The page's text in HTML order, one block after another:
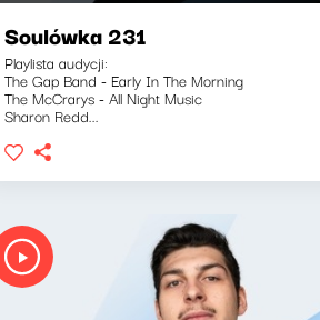
Soulówka 231
Playlista audycji:
The Gap Band - Early In The Morning
The McCrarys - All Night Music
Sharon Redd...